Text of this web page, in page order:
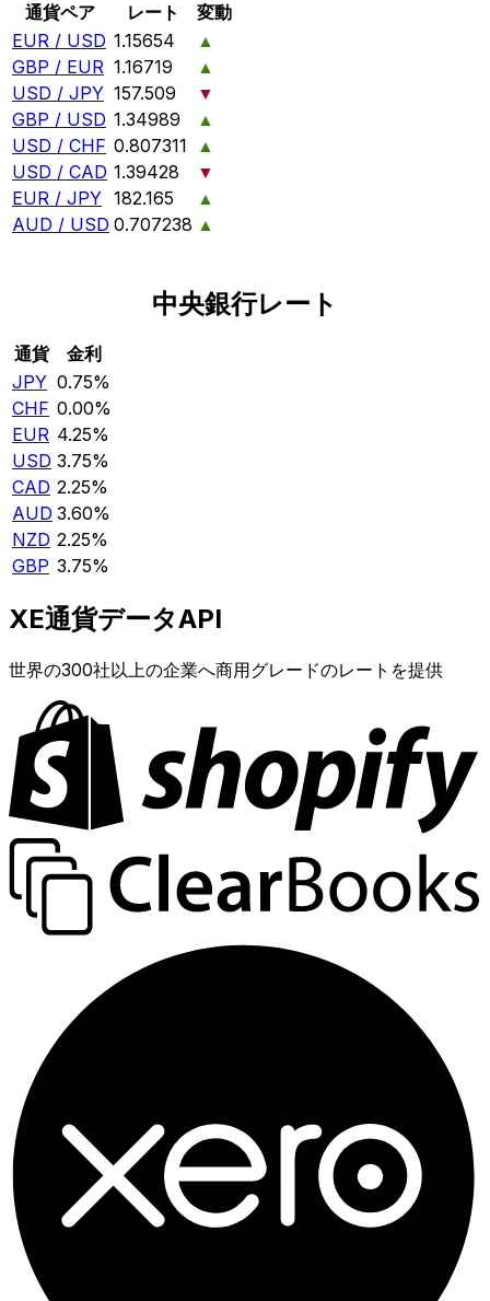
通貨ペア レート
変動
EUR / USD 1.15654
▲
GBP / EUR 1.16719
▲
USD / JPY 157.509
▼
GBP / USD 1.34989
▲
USD / CHF 0.807311
▲
USD / CAD 1.39428
▼
EUR / JPY 182.165
▲
AUD / USD 0.707238 ▲
中央銀行レート
通貨
金利
JPY 0.75%
CHF 0.00%
EUR 4.25%
USD 3.75%
CAD 2.25%
AUD 3.60%
NZD 2.25%
GBP 3.75%
XE通貨データAPI
世界の300社以上の企業へ商用グレードのレートを提供